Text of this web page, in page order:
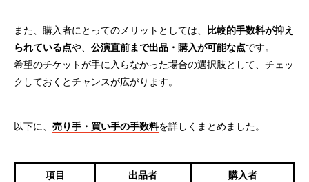
また、購入者にとってのメリットとしては、
比較的手数料が抑え
られている点や、 公演直前まで出品・購入が可能な点です。
希望のチケットが手に入らなかった場合の選択肢として、チェッ
クしておくとチャンスが広がります。
以下に、 売り手・買い手の手数料を詳しくまとめました。
項目 出品者 購入者